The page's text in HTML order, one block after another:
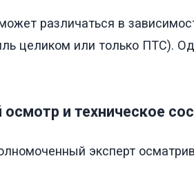
различаться в
целиком или только ПТС).
и техническое
эксперт